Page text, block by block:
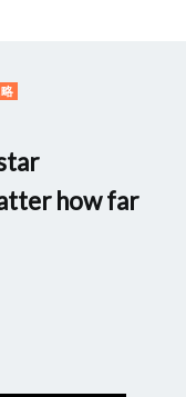
how far